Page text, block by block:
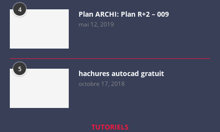
4 Plan ARCHI: Plan R+2 – 009
mai 12, 2019
5 hachures autocad gratuit
octobre 17, 2018
TUTORIELS